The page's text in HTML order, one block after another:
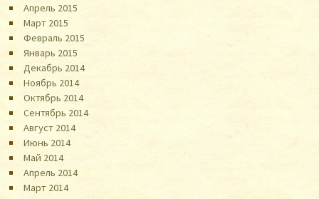
Апрель 2015
Март 2015
Февраль 2015
Январь 2015
Декабрь 2014
Ноябрь 2014
Октябрь 2014
Сентябрь 2014
Август 2014
Июнь 2014
Май 2014
Апрель 2014
Март 2014